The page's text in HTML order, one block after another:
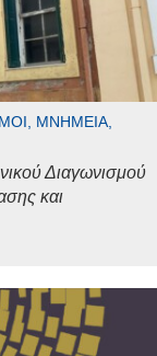
ΜΝΗΜΕΊΑ,
Διαγωνισμού
και